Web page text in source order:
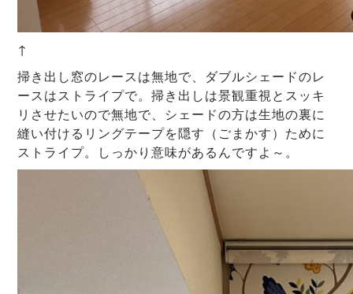
↑
掃き出し窓のレースは無地で、ダブルシェードのレ
ースはストライプで。掃き出しは景観重視とスッキ
リさせたいので無地で、シェードの方は生地の裏に
縫い付けるリングテープを隠す（ごまかす）ために
ストライプ。しっかり意味があるんですよ～。